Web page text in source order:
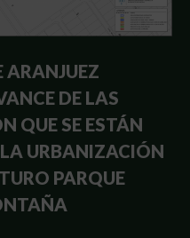
ARANJUEZ
DE LAS
QUE SE ESTÁN
URBANIZACIÓN
PARQUE